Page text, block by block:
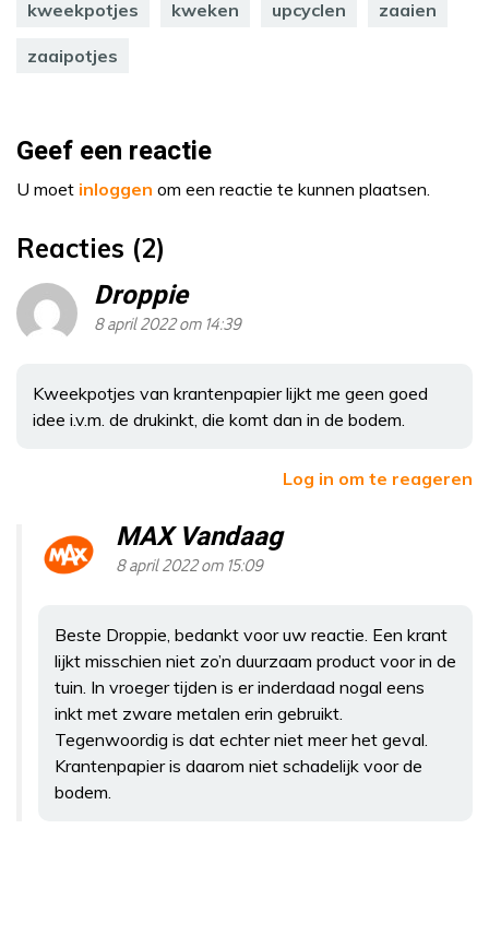
kweekpotjes kweken upcyclen zaaien
zaaipotjes
Geef een reactie
U moet inloggen om een reactie te kunnen plaatsen.
Reacties (2)
Droppie
8 april 2022 om 14:39
Kweekpotjes van krantenpapier lijkt me geen goed
idee i.v.m. de drukinkt, die komt dan in de bodem.
Log in om te reageren
MAX Vandaag
8 april 2022 om 15:09
Beste Droppie, bedankt voor uw reactie. Een krant
lijkt misschien niet zo’n duurzaam product voor in de
tuin. In vroeger tijden is er inderdaad nogal eens
inkt met zware metalen erin gebruikt.
Tegenwoordig is dat echter niet meer het geval.
Krantenpapier is daarom niet schadelijk voor de
bodem.